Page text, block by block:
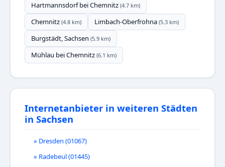
Hartmannsdorf bei Chemnitz (4.7 km)
Chemnitz (4.8 km) Limbach-Oberfrohna (5.3 km)
Burgstädt, Sachsen (5.9 km)
Mühlau bei Chemnitz (6.1 km)
Internetanbieter in weiteren Städten
in Sachsen
» Dresden (01067)
» Radebeul (01445)